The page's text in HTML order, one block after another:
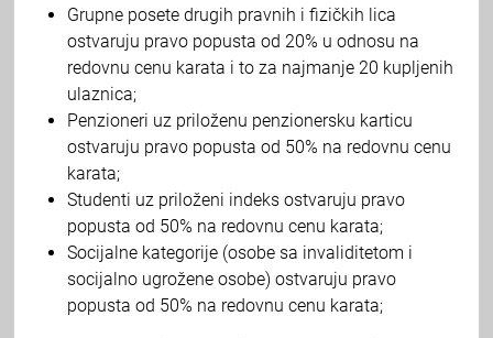
Grupne posete drugih pravnih i fizičkih lica
ostvaruju pravo popusta od 20% u odnosu na
redovnu cenu karata i to za najmanje 20 kupljenih
ulaznica;
Penzioneri uz priloženu penzionersku karticu
ostvaruju pravo popusta od 50% na redovnu cenu
karata;
Studenti uz priloženi indeks ostvaruju pravo
popusta od 50% na redovnu cenu karata;
Socijalne kategorije (osobe sa invaliditetom i
socijalno ugrožene osobe) ostvaruju pravo
popusta od 50% na redovnu cenu karata;